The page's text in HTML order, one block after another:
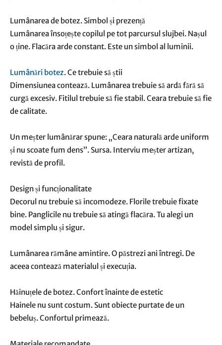
Lumânarea de botez. Simbol și prezență
Lumânarea însoțește copilul pe tot parcursul slujbei. Nașul
o ține. Flacăra arde constant. Este un simbol al luminii.
Lumânări botez. Ce trebuie să știi
Dimensiunea contează. Lumânarea trebuie să ardă fără să
curgă excesiv. Fitilul trebuie să fie stabil. Ceara trebuie să fie
de calitate.
Un meșter lumânărar spune: „Ceara naturală arde uniform
și nu scoate fum dens”. Sursa. Interviu meșter artizan,
revistă de profil.
Design și funcționalitate
Decorul nu trebuie să incomodeze. Florile trebuie fixate
bine. Panglicile nu trebuie să atingă flacăra. Tu alegi un
model simplu și sigur.
Lumânarea rămâne amintire. O păstrezi ani întregi. De
aceea contează materialul și execuția.
Hăinuțele de botez. Confort înainte de estetic
Hainele nu sunt costum. Sunt obiecte purtate de un
bebeluș. Confortul primează.